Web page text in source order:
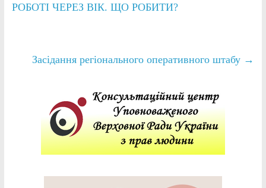
РОБОТІ ЧЕРЕЗ ВІК. ЩО РОБИТИ?
Засідання регіонального оперативного штабу →